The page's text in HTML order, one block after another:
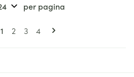
Pagina's
U lees momenteel pagina
1 Pagina
2 Pagina
3 Pagina
4
per pagina